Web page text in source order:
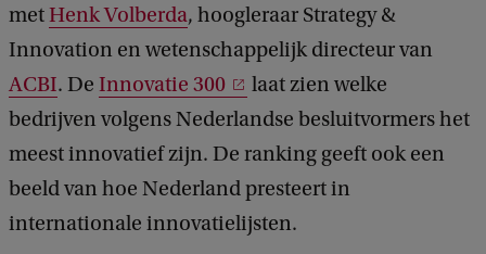
metHenk Volberda, hoogleraar Strategy &
Innovation en wetenschappelijk directeur van
ACBI. De Innovatie 300
laat zien welke
bedrijven volgens Nederlandse besluitvormers het
meest innovatief zijn. De ranking geeft ook een
beeld van hoe Nederland presteert in
internationale innovatielijsten.